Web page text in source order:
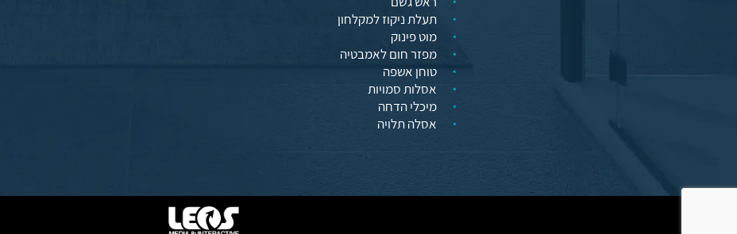
תעלת ניקוז למקלחון
מוט פינוק
מפזר חום לאמבטיה
טוחן אשפה
אסלות סמויות
מיכלי הדחה
אסלה תלויה